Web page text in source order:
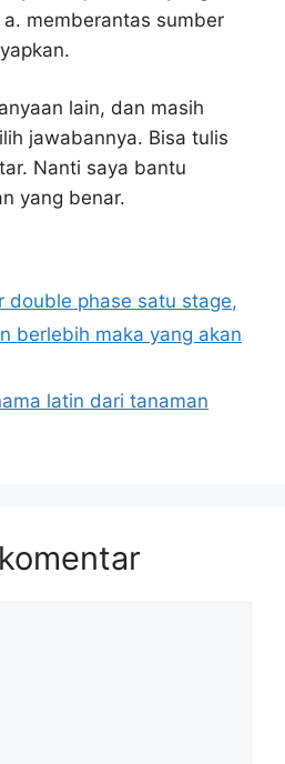
memberantas sumber
lain, dan masih
jawabannya. Bisa tulis
Nanti saya bantu
yang benar.
double phase satu stage,
berlebih maka yang akan
latin dari tanaman